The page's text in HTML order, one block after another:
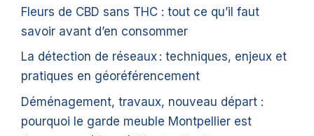
Fleurs de CBD sans THC : tout ce qu’il faut
savoir avant d’en consommer
La détection de réseaux : techniques, enjeux et
pratiques en géoréférencement
Déménagement, travaux, nouveau départ :
pourquoi le garde meuble Montpellier est